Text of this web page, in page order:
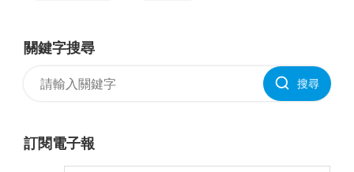
關鍵字搜尋
搜尋
訂閱電子報